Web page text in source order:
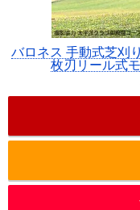
バロネス 手動式芝刈
枚刃リール式